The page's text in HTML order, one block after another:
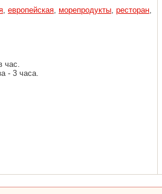
, европейская, морепродукты, ресторан,
час.
- 3 часа.